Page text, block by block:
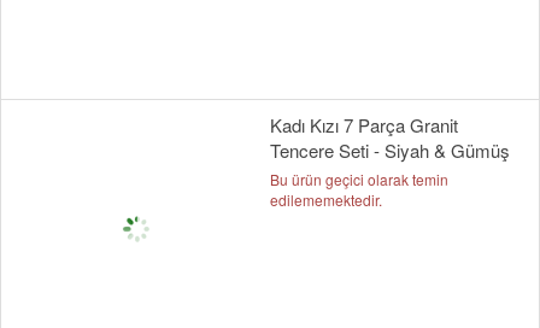
Kadı Kızı 7 Parça Granit
Tencere Seti - Siyah & Gümüş
Bu ürün geçici olarak temin
edilememektedir.